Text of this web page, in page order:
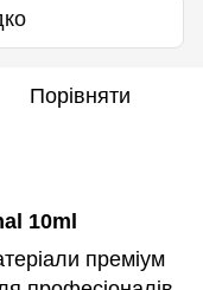
Порівняти
10ml
преміум